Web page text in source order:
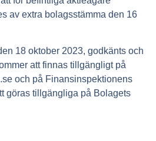
av extra bolagsstämma den 16
18 oktober 2023, godkänts och
att finnas tillgängligt på
och på Finansinspektionens
göras tillgängliga på Bolagets